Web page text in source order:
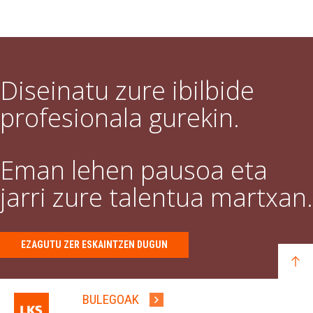
Diseinatu zure ibilbide
profesionala gurekin.
Eman lehen pausoa eta
jarri zure talentua martxan.
EZAGUTU ZER ESKAINTZEN DUGUN
BULEGOAK